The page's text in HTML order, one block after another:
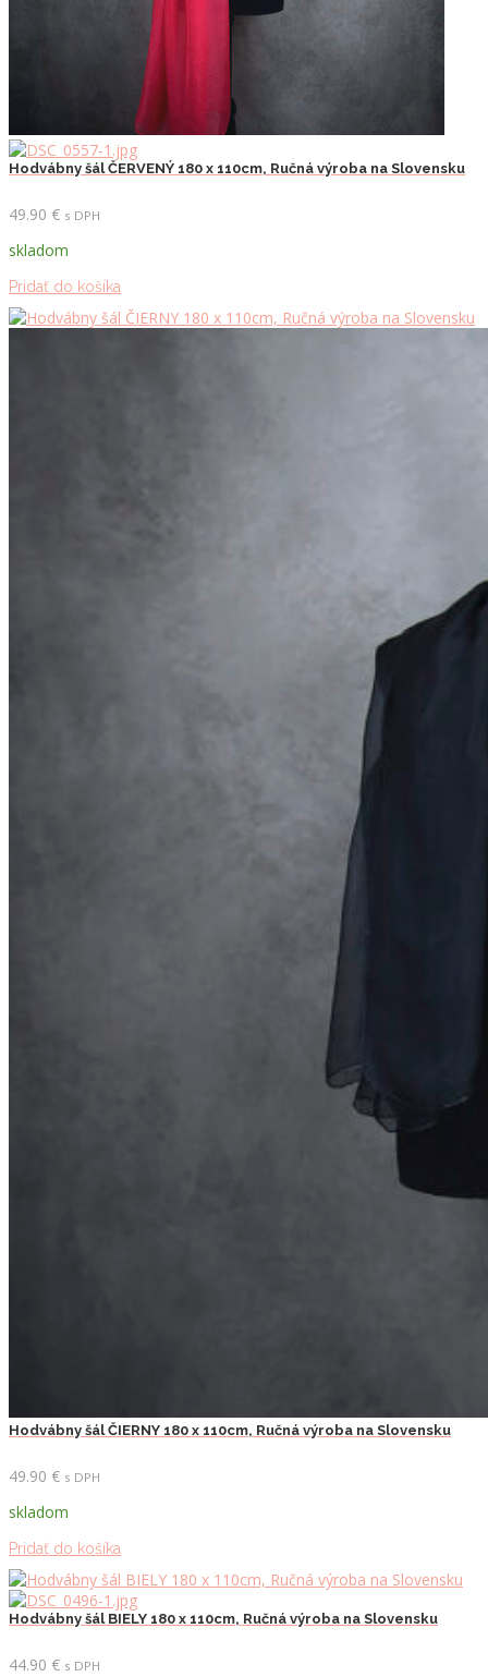
Hodvábny šál ČERVENÝ 180 x 110cm, Ručná výroba na Slovensku
49.90 € s DPH
skladom
Pridať do košíka
Hodvábny šál ČIERNY 180 x 110cm, Ručná výroba na Slovensku
49.90 € s DPH
skladom
Pridať do košíka
Hodvábny šál BIELY 180 x 110cm, Ručná výroba na Slovensku
44.90 € s DPH